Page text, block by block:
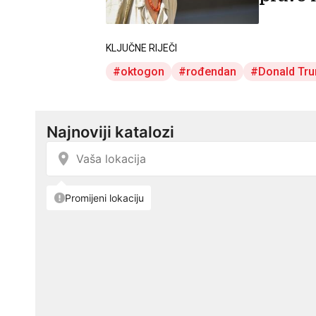
KLJUČNE RIJEČI
oktogon rođendan Donald